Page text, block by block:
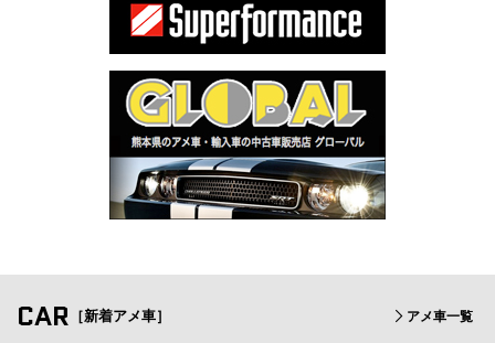
CAR ［新着アメ車］ アメ車一覧